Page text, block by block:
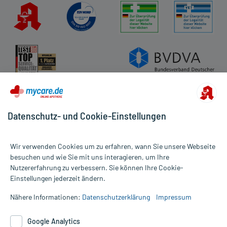
Alle Preise gelten inkl. MwSt., ggf. zzgl. Versandkosten
Informationen auf dieser Website werden ausschließlich für
die Untersuchung und Behandlung durch einen Arzt. Bitte
Therapien eingeleitet werden können. | Diese Webseite benutzt
Datenschutz- und Cookie-Einstellungen
Wir verwenden Cookies um zu erfahren, wann Sie unsere Webseite
besuchen und wie Sie mit uns interagieren, um Ihre
Nutzererfahrung zu verbessern. Sie können Ihre Cookie-
Einstellungen jederzeit ändern.
Nähere Informationen: Datenschutzerklärung Impressum
Google Analytics